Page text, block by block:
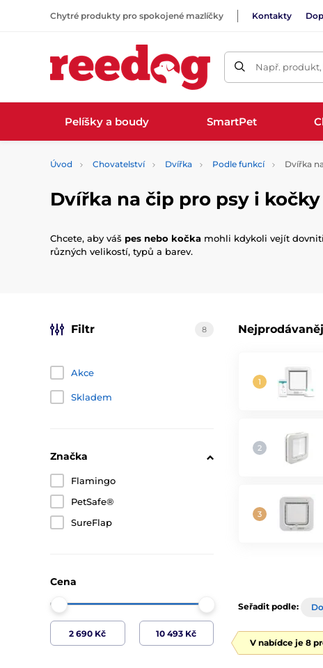
Chytré produkty pro spokojené mazlíčky Kontakty
Např.
Pelíšky a boudy SmartPet
Úvod Chovatelství Dvířka Podle funkcí Dvířka
Dvířka na čip pro psy i kočky
Chcete, aby váš pes nebo kočka mohli kdykoli vejít
různých velikostí, typů a barev.
Filtr 8
Akce
Skladem
Značka
Flamingo
PetSafe®
SureFlap
Cena
Seřadit podle:
V nabídce je 8